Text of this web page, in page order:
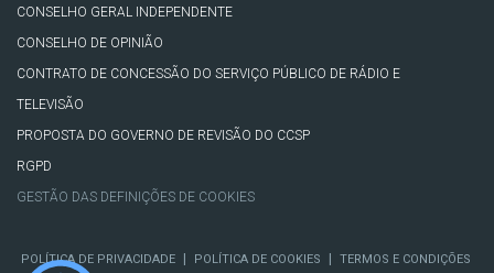
CONSELHO GERAL INDEPENDENTE
CONSELHO DE OPINIÃO
CONTRATO DE CONCESSÃO DO SERVIÇO PÚBLICO DE RÁDIO E
TELEVISÃO
PROPOSTA DO GOVERNO DE REVISÃO DO CCSP
RGPD
GESTÃO DAS DEFINIÇÕES DE COOKIES
POLÍTICA DE PRIVACIDADE POLÍTICA DE COOKIES TERMOS E CONDIÇÕES